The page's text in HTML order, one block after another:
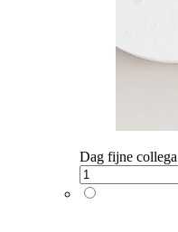
Dag fijne collega